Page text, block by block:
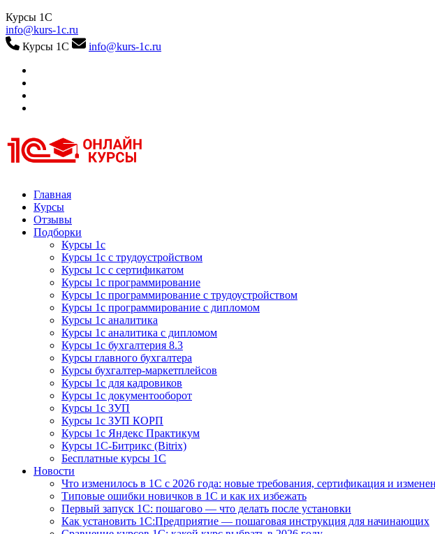
Курсы 1С
info@kurs-1c.ru
Курсы 1С
info@kurs-1c.ru
Курсы 1С
Курсы 1С официальная сертификация
Главная
Курсы
Отзывы
Подборки
Курсы 1с
Курсы 1с с трудоустройством
Курсы 1с с сертификатом
Курсы 1с программирование
Курсы 1с программирование с трудоустройством
Курсы 1с программирование с дипломом
Курсы 1с аналитика
Курсы 1с аналитика с дипломом
Курсы 1с бухгалтерия 8.3
Курсы главного бухгалтера
Курсы бухгалтер-маркетплейсов
Курсы 1с для кадровиков
Курсы 1с документооборот
Курсы 1с ЗУП
Курсы 1с ЗУП КОРП
Курсы 1с Яндекс Практикум
Курсы 1С-Битрикс (Bitrix)
Бесплатные курсы 1С
Новости
Что изменилось в 1С с 2026 года: новые требования, сертификация и
Типовые ошибки новичков в 1С и как их избежать
Первый запуск 1С: пошагово — что делать после установки
Как установить 1С:Предприятие — пошаговая инструкция для начинающих